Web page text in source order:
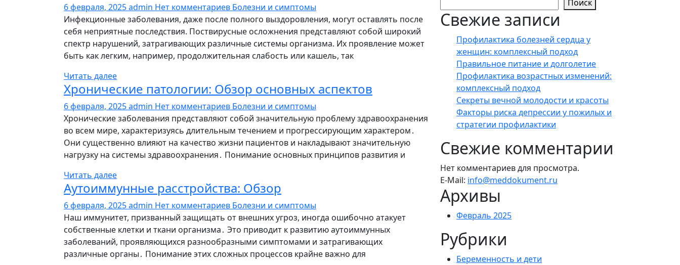
6 февраля, 2025admin Нет комментариев Болезни и симптомы
Инфекционные заболевания, даже после полного выздоровления, могут оставлять после
себя неприятные последствия. Поствирусные осложнения представляют собой широкий
спектр нарушений, затрагивающих различные системы организма. Их проявление может
быть как легким, например, продолжительная слабость или кашель, так
Читать далее
Хронические патологии: Обзор основных аспектов
6 февраля, 2025admin Нет комментариев Болезни и симптомы
Хронические заболевания представляют собой значительную проблему здравоохранения
во всем мире, характеризуясь длительным течением и прогрессирующим характером․
Они существенно влияют на качество жизни пациентов и накладывают значительную
нагрузку на системы здравоохранения․ Понимание основных принципов развития и
Читать далее
Аутоиммунные расстройства: Обзор
6 февраля, 2025admin Нет комментариев Болезни и симптомы
Наш иммунитет, призванный защищать от внешних угроз, иногда ошибочно атакует
собственные клетки и ткани организма․ Это приводит к развитию аутоиммунных
заболеваний, проявляющихся разнообразными симптомами и затрагивающих
различные органы․ Понимание этих сложных процессов крайне важно для
Поиск
Свежие записи
Профилактика болезней сердца у
женщин: комплексный подход
Правильное питание и долголетие
Профилактика возрастных изменений:
комплексный подход
Секреты вечной молодости и красоты
Факторы риска депрессии у пожилых и
стратегии профилактики
Свежие комментарии
Нет комментариев для просмотра.
E-Mail: info@meddokument.ru
Архивы
Февраль 2025
Рубрики
Беременность и дети